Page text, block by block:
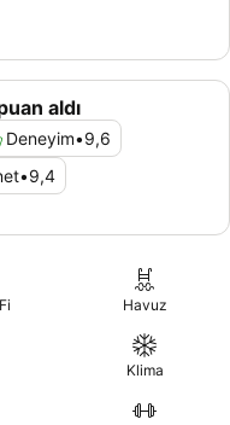
aldı
Deneyim•9,6
•9,4
Havuz
Klima